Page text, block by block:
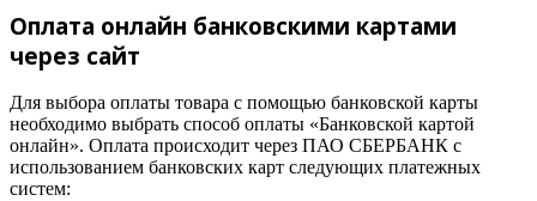
Оплата онлайн банковскими картами
через сайт
Для выбора оплаты товара с помощью банковской карты
необходимо выбрать способ оплаты «Банковской картой
онлайн». Оплата происходит через ПАО СБЕРБАНК с
использованием банковских карт следующих платежных
систем: